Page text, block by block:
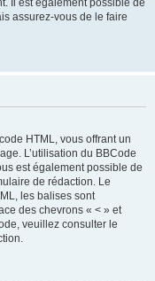
Il est également possible de
assurez-vous de le faire
HTML, vous offrant un
L’utilisation du BBCode
est également possible de
de rédaction. Le
les balises sont
des chevrons « < » et
veuillez consulter le